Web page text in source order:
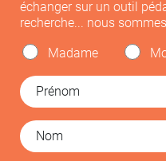
échanger sur un outil
recherche... nous
Madame